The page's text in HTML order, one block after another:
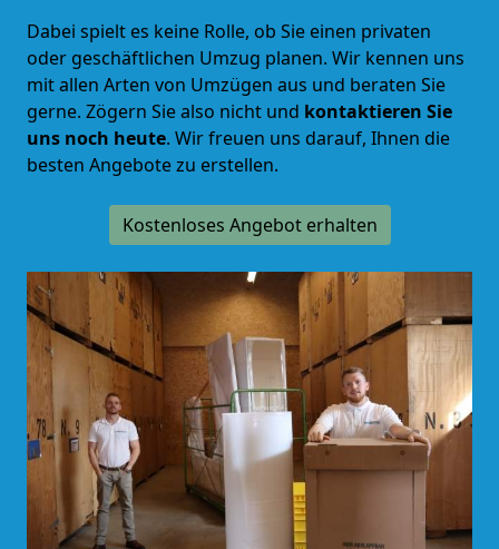
Dabei spielt es keine Rolle, ob Sie einen privaten
oder geschäftlichen Umzug planen. Wir kennen uns
mit allen Arten von Umzügen aus und beraten Sie
gerne. Zögern Sie also nicht und kontaktieren Sie
uns noch heute. Wir freuen uns darauf, Ihnen die
besten Angebote zu erstellen.
Kostenloses Angebot erhalten